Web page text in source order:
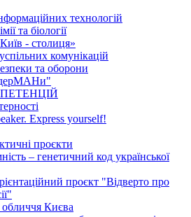
технологій
та біології
- столиця»
комунікацій
та оборони
Express yourself!
проєкти
– генетичний код української
проєкт "Відверто про
Києва